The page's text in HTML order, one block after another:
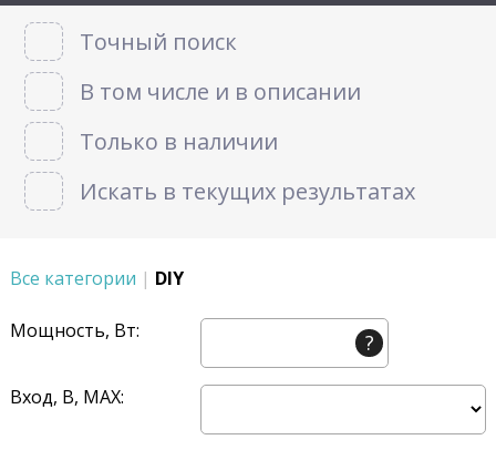
Точный поиск
В том числе и в описании
Только в наличии
Искать в текущих результатах
Все категории | DIY
Мощность, Вт: ?
Вход, В, MAX: